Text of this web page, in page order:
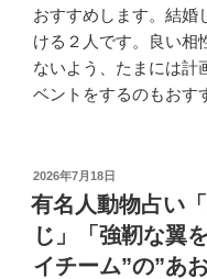
おすすめします。結婚
ける２人です。良い相
ないよう、たまには計
ベントをするのもおす
投
稿
日:
2026年7月18日
有名人動物占い
じ」「強靭な翼
イチーム”の”あ